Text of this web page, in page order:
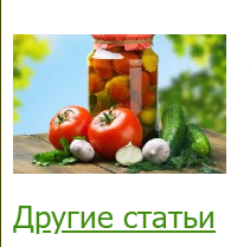
Другие статьи